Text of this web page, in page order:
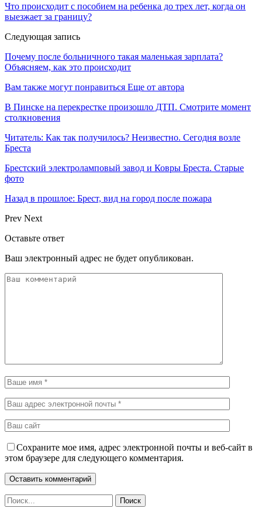
Что происходит с пособием на ребенка до трех лет, когда он
выезжает за границу?
Следующая запись
Почему после больничного такая маленькая зарплата?
Объясняем, как это происходит
Вам также могут понравиться Еще от автора
В Пинске на перекрестке произошло ДТП. Смотрите момент
столкновения
Читатель: Как так получилось? Неизвестно. Сегодня возле
Бреста
Брестский электроламповый завод и Ковры Бреста. Старые
фото
Назад в прошлое: Брест, вид на город после пожара
Prev Next
Оставьте ответ
Ваш электронный адрес не будет опубликован.
Сохраните мое имя, адрес электронной почты и веб-сайт в
этом браузере для следующего комментария.